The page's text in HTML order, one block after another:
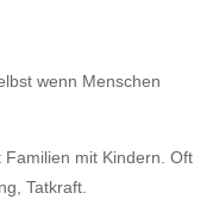
wenn Menschen
Familien mit Kindern. Oft
Tatkraft.